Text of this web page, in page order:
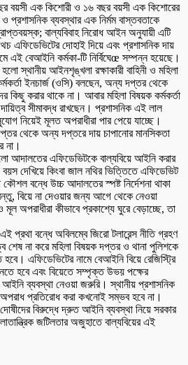
বয়সী এক কিশোরী ও ১৬ বছর বয়সী এক কিশোরের
প্রশাসনিক ব্যবস্থার এক নির্মম বাস্তবতাকে
বাল্যবিবাহ নিরোধ আইন অনুযায়ী এটি
এফিডেভিটের দোহাই দিয়ে এবং প্রশাসনিক দায়
এই বেআইনি কর্মকা-টি নির্বিঘেœ সম্পন্ন হয়েছে।
স্থানীয় আইনশৃঙ্খলা রক্ষাকারী বাহিনী ও মহিলা
ইনচার্জ (ওসি) বলছেন, অন্য দপ্তর থেকে
কিছু করার থাকে না। আবার মহিলা বিষয়ক কর্মকর্তা
সীমাবদ্ধ রাখছেন। প্রশাসনিক এই লাল
নিয়েই মূলত অপরাধীরা পার পেয়ে যাচ্ছে।
থেকে অন্য দপ্তরে দায় চাপানোর মানসিকতা
না।
এফিডেভিটকে বাল্যবিয়ে আইনি করার
বয়স দেখিয়ে কিংবা জাল নথির ভিত্তিতে এফিডেভিট
কৌশল বন্ধে উচ্চ আদালতের স্পষ্ট নির্দেশনা থাকা
বিয়ে না দেওয়ার জন্য আগে থেকে নেওয়া
মূল অপরাধীরা কীভাবে প্রকাশ্যে ঘুরে বেড়াচ্ছে, তা
প্রথা বন্ধে অবিলম্বে জিরো টলারেন্স নীতি গ্রহণ
শেষ না করে মহিলা বিষয়ক দপ্তর ও থানা পুলিশকে
এফিডেভিটের নামে বেআইনি বিয়ে রেজিস্ট্রি
হবে এবং বিয়েতে সম্পৃক্ত উভয় পক্ষের
ব্যবস্থা নেওয়া জরুরি। স্থানীয় প্রশাসনিক
প্রতিরোধ করা কখনোই সম্ভব হবে না।
বিরুদ্ধে দ্রুত আইনি ব্যবস্থা নিয়ে সরকার
জটিলতার অজুহাতে বাল্যবিয়ের এই